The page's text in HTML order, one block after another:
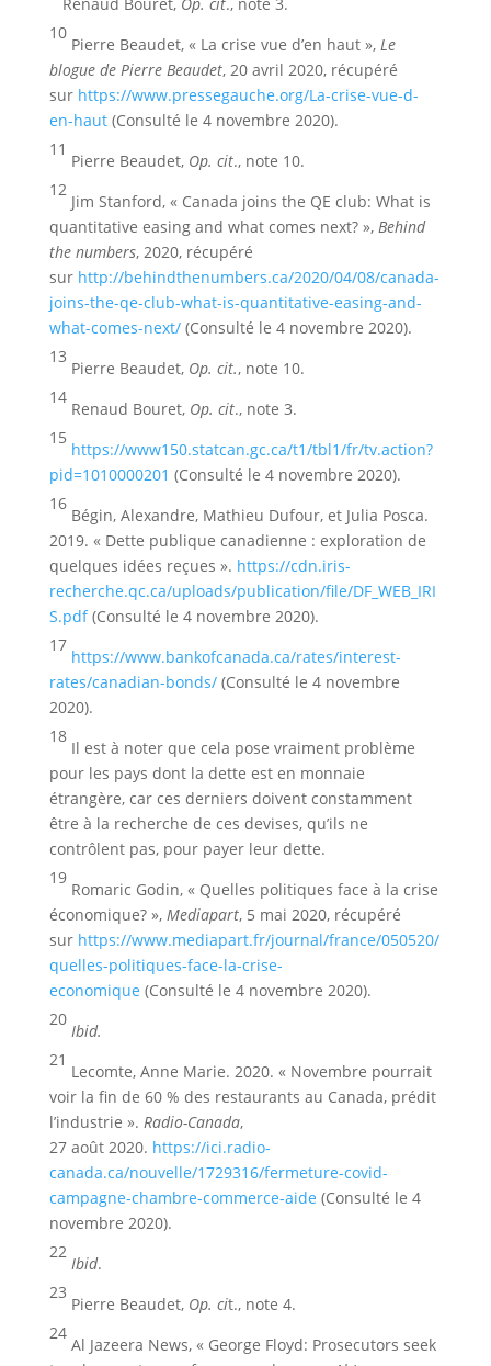
10
Pierre Beaudet, « La crise vue d’en haut », Le
blogue de Pierre Beaudet, 20 avril 2020, récupéré
sur https://www.pressegauche.org/La-crise-vue-d-
en-haut(Consulté le 4 novembre 2020).
11
Pierre Beaudet, Op. cit., note 10.
12
Jim Stanford, « Canada joins the QE club: What is
quantitative easing and what comes next? », Behind
the numbers, 2020, récupéré
sur http://behindthenumbers.ca/2020/04/08/canada-
joins-the-qe-club-what-is-quantitative-easing-and-
what-comes-next/(Consulté le 4 novembre 2020).
13
Pierre Beaudet, Op. cit., note 10.
14
Renaud Bouret, Op. cit., note 3.
15
https://www150.statcan.gc.ca/t1/tbl1/fr/tv.action?
pid=1010000201 (Consulté le 4 novembre 2020).
16
Bégin, Alexandre, Mathieu Dufour, et Julia Posca.
2019. « Dette publique canadienne : exploration de
quelques idées reçues ». https://cdn.iris-
recherche.qc.ca/uploads/publication/file/DF_WEB_IRI
S.pdf(Consulté le 4 novembre 2020).
17
https://www.bankofcanada.ca/rates/interest-
rates/canadian-bonds/(Consulté le 4 novembre
2020).
18
Il est à noter que cela pose vraiment problème
pour les pays dont la dette est en monnaie
étrangère, car ces derniers doivent constamment
être à la recherche de ces devises, qu’ils ne
contrôlent pas, pour payer leur dette.
19
Romaric Godin, « Quelles politiques face à la crise
économique? », Mediapart, 5 mai 2020, récupéré
sur https://www.mediapart.fr/journal/france/050520/
quelles-politiques-face-la-crise-
economique (Consulté le 4 novembre 2020).
20
Ibid.
21
Lecomte, Anne Marie. 2020. « Novembre pourrait
voir la fin de 60 % des restaurants au Canada, prédit
l’industrie ». Radio-Canada,
27 août 2020. https://ici.radio-
canada.ca/nouvelle/1729316/fermeture-covid-
campagne-chambre-commerce-aide (Consulté le 4
novembre 2020).
22
Ibid.
23
Pierre Beaudet, Op. cit., note 4.
24
Al Jazeera News, « George Floyd: Prosecutors seek